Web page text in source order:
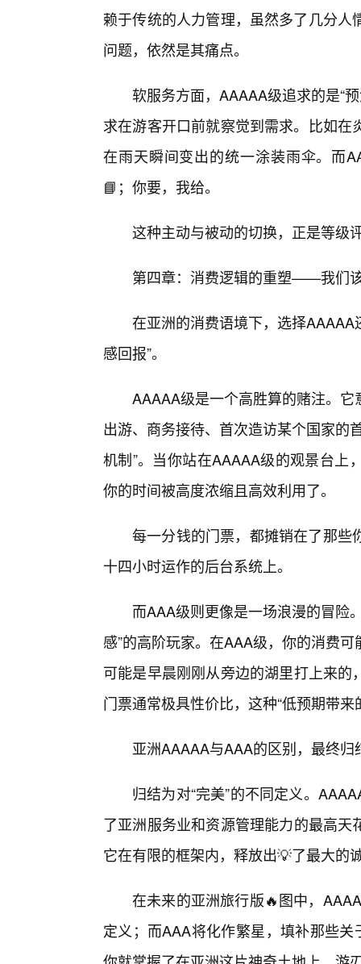
赖于传统的人力管理，虽然多了几分
问题，依然是其痛点。
软服务方面，AAAAA级追求的是“
求在游客开口前就察觉到需求。比如
在雨天瞬间变出的统一涂装雨伞。而
📘；你要，我给。
这种主动与被动的切换，正是等级
第四章：消费逻辑的重塑——我们
在亚洲的消费语境下，选择AAAAA
感回报”。
AAAAA级是一个高胜算的赌注。
出游、商务接待、首次造访某个国家的
机制”。当你站在AAAAA级的观景台上
你的时间被高度浓缩且高效利用了。
每一分钱的门票，都摊销在了那些
十四小时运作的后台系统上。
而AAA级则更像是一场浪漫的冒险
感”的高阶玩家。在AAA级，你的消费
可能是早晨刚刚从旁边的湖里打上来
门票通常极具性价比，这种“低预期带
亚洲AAAAA与AAA的区别，最终归
归结为对“完美”的不同定义。
了亚洲服务业和资源管理能力的最高
它在有限的框架内，释放出💡了最大的
在未来的亚洲旅行版🔥图中，
定义；而AAA将化作繁星，填补那些